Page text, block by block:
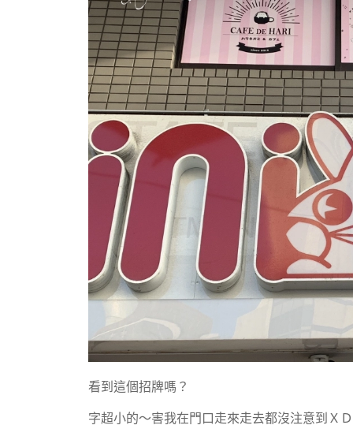
看到這個招牌嗎？
字超小的～害我在門口走來走去都沒注意到ＸＤ